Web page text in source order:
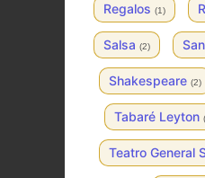
Regalos (1)
Salsa (2)
Shakespeare (2)
Tabaré Leyton
Teatro General